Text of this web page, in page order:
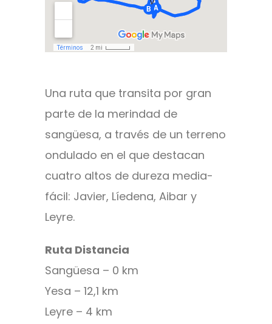
Una ruta que transita por gran
parte de la merindad de
sangüesa, a través de un terreno
ondulado en el que destacan
cuatro altos de dureza media-
fácil: Javier, Líedena, Aibar y
Leyre.
Ruta Distancia
Sangüesa – 0 km
Yesa – 12,1 km
Leyre – 4 km